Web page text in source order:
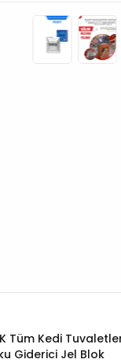
Tüm Kedi
Giderici Jel Blok